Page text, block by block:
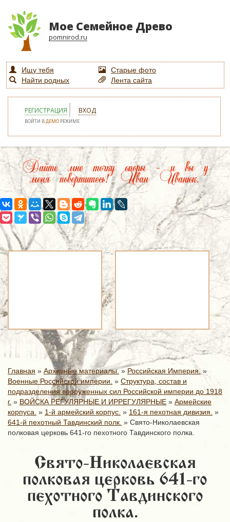
Мое Семейное Древо
pomnirod.ru
Ищу тебя
Старые фото
Найти родных
Лента сайта
РЕГИСТРАЦИЯ ВХОД
ВОЙТИ ВДЕМО РЕЖИМЕ
Дайте мне точку опоры – и вы у
меня повертитесь! Иван Иванюк.
Главная » Архивные материалы.» Российская Империя. »
Военные Российской империи. » Структура, состав и
подразделения вооруженных сил Российской империи до 1918
г. » ВОЙСКА РЕГУЛЯРНЫЕ И ИРРЕГУЛЯРНЫЕ » Армейские
корпуса. » 1-й армейский корпус. » 161-я пехотная дивизия. »
641-й пехотный Тавдинский полк. » Свято-Николаевская
полковая церковь 641-го пехотного Тавдинского полка.
Свято-Николаевская
полковая церковь 641-го
пехотного Тавдинского
полка.